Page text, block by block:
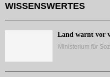
WISSENSWERTES
Land warnt vor
Ministerium für